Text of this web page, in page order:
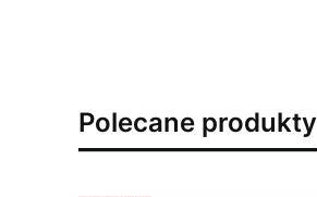
Polecane produkty